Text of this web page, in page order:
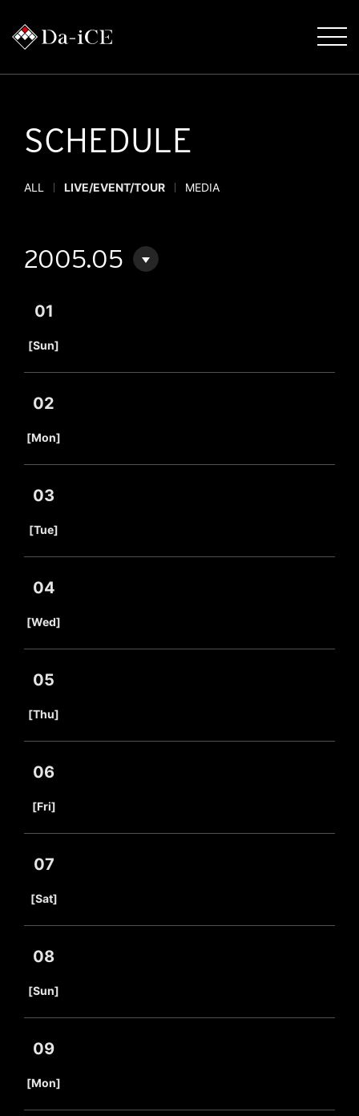
SCHEDULE
ALL LIVE/EVENT/TOUR MEDIA
2005.05
01
[Sun]
02
[Mon]
03
[Tue]
04
[Wed]
05
[Thu]
06
[Fri]
07
[Sat]
08
[Sun]
09
[Mon]